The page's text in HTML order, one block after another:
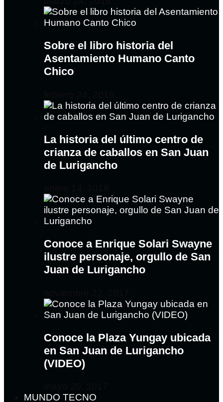
Sobre el libro historia del
Asentamiento Humano Canto
Chico
La historia del último centro de
crianza de caballos en San Juan
de Lurigancho
Conoce a Enrique Solari Swayne
ilustre personaje, orgullo de San
Juan de Lurigancho
Conoce la Plaza Yungay ubicada
en San Juan de Lurigancho
(VIDEO)
MUNDO TECNO